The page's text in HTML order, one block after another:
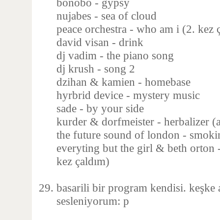
nujabes - sea of cloud
peace orchestra - who am i (2. kez
david visan - drink
dj vadim - the piano song
dj krush - song 2
dzihan & kamien - homebase
hyrbrid device - mystery music
sade - by your side
kurder & dorfmeister - herbalizer
the future sound of london -
everyting but the girl & beth orton
kez çaldım)
basarili bir program kendisi. keşke
sesleniyorum: p